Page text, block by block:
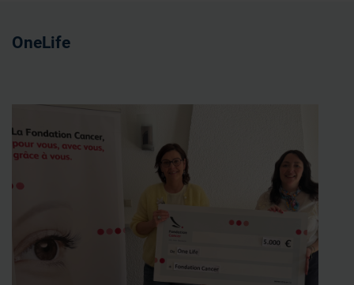
OneLife